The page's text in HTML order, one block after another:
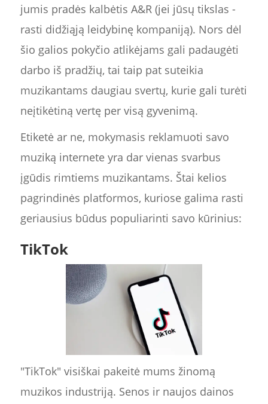
jumis pradės kalbėtis A&R (jei jūsų tikslas -
rasti didžiąją leidybinę kompaniją). Nors dėl
šio galios pokyčio atlikėjams gali padaugėti
darbo iš pradžių, tai taip pat suteikia
muzikantams daugiau svertų, kurie gali turėti
neįtikėtiną vertę per visą gyvenimą.
Etiketė ar ne, mokymasis reklamuoti savo
muziką internete yra dar vienas svarbus
įgūdis rimtiems muzikantams. Štai kelios
pagrindinės platformos, kuriose galima rasti
geriausius būdus populiarinti savo kūrinius:
TikTok
"TikTok" visiškai pakeitė mums žinomą
muzikos industriją. Senos ir naujos dainos